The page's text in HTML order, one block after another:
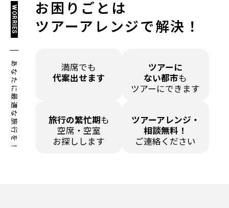
お困りごとは
ツアーアレンジで解決！
WORRIES
あなたに最適な旅行を！
満席でも
代案出せます
ツアーに
ない都市も
ツアーにできます
旅行の繁忙期も
空席・空室
お探しします
ツアーアレンジ・
相談無料！
ご連絡ください